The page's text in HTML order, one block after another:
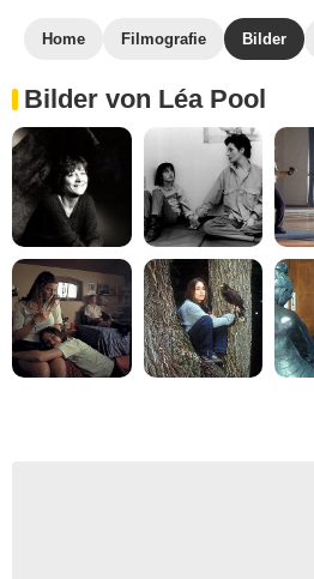
Home Filmografie Bilder
Bilder von Léa Pool